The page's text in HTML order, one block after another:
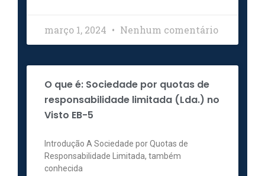
março 1, 2024 Nenhum comentário
O que é: Sociedade por quotas de
responsabilidade limitada (Lda.) no
Visto EB-5
Introdução A Sociedade por Quotas de
Responsabilidade Limitada, também
conhecida